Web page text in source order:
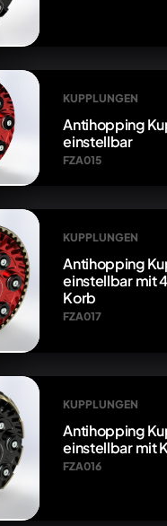
KUPPLUNGEN
Antihopping
einstellbar
FZA015
KUPPLUNGEN
Antihopping
einstellbar mit
Korb
FZA017
KUPPLUNGEN
Antihopping
einstellbar mit
FZA016